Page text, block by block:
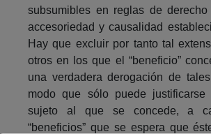
subsumibles en reglas de derecho
accesoriedad y causalidad
Hay que excluir por tanto tal
otros en los que el “beneficio”
una verdadera derogación de
modo que sólo puede justificarse
sujeto al que se concede, a
“beneficios” que se espera que